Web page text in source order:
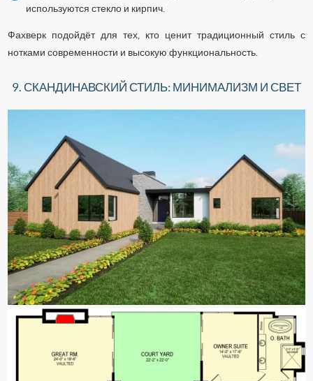
используются стекло и кирпич.
Фахверк подойдёт для тех, кто ценит традиционный стиль с
нотками современности и высокую функциональность.
9. СКАНДИНАВСКИЙ СТИЛЬ: МИНИМАЛИЗМ И СВЕТ